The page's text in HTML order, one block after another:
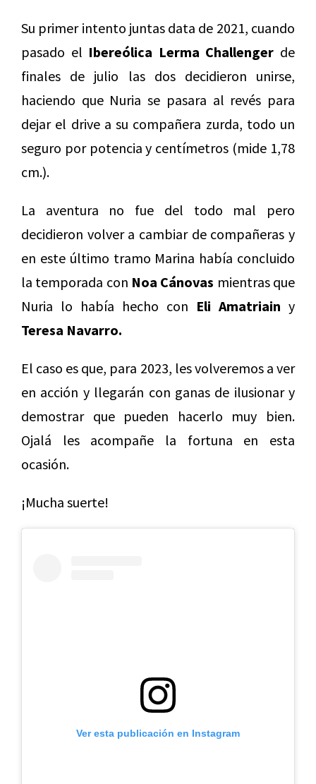
Su primer intento juntas data de 2021, cuando
pasado el Ibereólica Lerma Challenger de
finales de julio las dos decidieron unirse,
haciendo que Nuria se pasara al revés para
dejar el drive a su compañera zurda, todo un
seguro por potencia y centímetros (mide 1,78
cm.).
La aventura no fue del todo mal pero
decidieron volver a cambiar de compañeras y
en este último tramo Marina había concluido
la temporada con Noa Cánovas mientras que
Nuria lo había hecho con Eli Amatriain y
Teresa Navarro.
El caso es que, para 2023, les volveremos a ver
en acción y llegarán con ganas de ilusionar y
demostrar que pueden hacerlo muy bien.
Ojalá les acompañe la fortuna en esta
ocasión.
¡Mucha suerte!
Ver esta publicación en Instagram